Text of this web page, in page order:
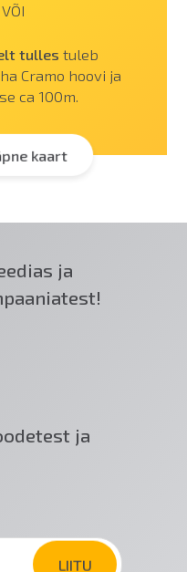
VÕI
tulles tuleb
Cramo hoovi ja
ca 100m.
kaart
ja
ja